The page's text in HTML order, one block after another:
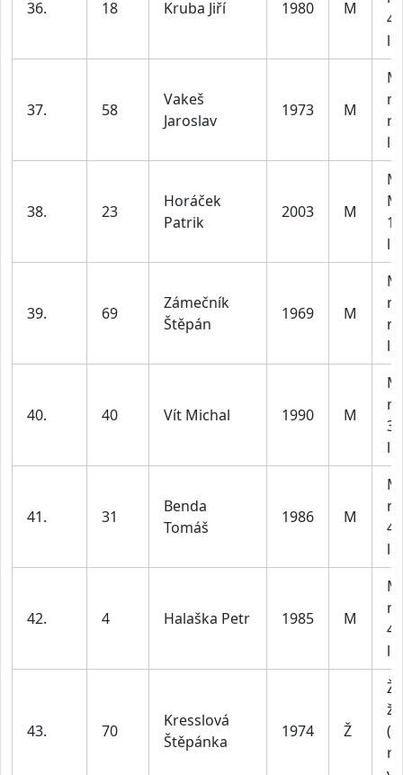
36. 18 Kruba Jiří 1980 M
let
37. 58
Vakeš
Jaroslav
1973 M
let
38. 23
Horáček
Patrik
2003 M
let
39. 69
Zámečník
Štěpán
1969 M
let
40. 40 Vít Michal 1990 M
let
41. 31
Benda
Tomáš
1986 M
let
42. 4 Halaška Petr 1985 M
let
43. 70
Kresslová
Štěpánka
1974 Ž